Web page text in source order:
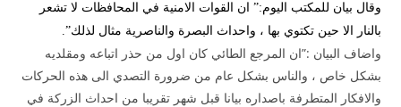
وقال بيان للمكتب اليوم:” ان القوات الامنية في المحافظات لا تشعر
بالنار الا حين تكتوي بها ، واحداث البصرة والناصرية مثال لذلك”.
واضاف البيان :”ان المرجع الطائي كان اول من حذر اتباعه ومقلديه
بشكل خاص ، والناس بشكل عام من ضرورة التصدي الى هذه الحركات
والافكار المتطرفة باصداره بيانا قبل شهر تقريبا من احداث الزركة في